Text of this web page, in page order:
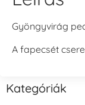
Gyöngyvirág
A fapecsét
Kategóriák